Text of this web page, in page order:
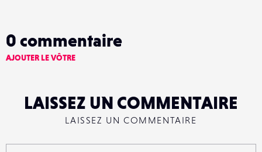
0 commentaire
AJOUTER LE VÔTRE
LAISSEZ UN COMMENTAIRE
LAISSEZ UN COMMENTAIRE